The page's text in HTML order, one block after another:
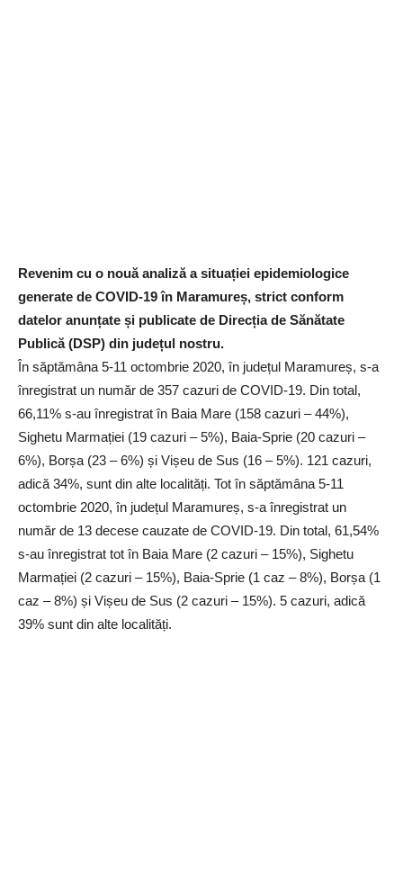
Revenim cu o nouă analiză a situației epidemiologice
generate de COVID-19 în Maramureș, strict conform
datelor anunțate și publicate de Direcția de Sănătate
Publică (DSP) din județul nostru.
În săptămâna 5-11 octombrie 2020, în județul Maramureș, s-a
înregistrat un număr de 357 cazuri de COVID-19. Din total,
66,11% s-au înregistrat în Baia Mare (158 cazuri – 44%),
Sighetu Marmației (19 cazuri – 5%), Baia-Sprie (20 cazuri –
6%), Borșa (23 – 6%) și Vișeu de Sus (16 – 5%). 121 cazuri,
adică 34%, sunt din alte localități. Tot în săptămâna 5-11
octombrie 2020, în județul Maramureș, s-a înregistrat un
număr de 13 decese cauzate de COVID-19. Din total, 61,54%
s-au înregistrat tot în Baia Mare (2 cazuri – 15%), Sighetu
Marmației (2 cazuri – 15%), Baia-Sprie (1 caz – 8%), Borșa (1
caz – 8%) și Vișeu de Sus (2 cazuri – 15%). 5 cazuri, adică
39% sunt din alte localități.